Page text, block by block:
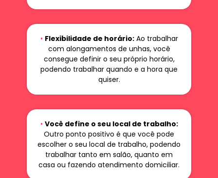
• Flexibilidade de horário:Ao trabalhar
com alongamentos de unhas, você
consegue definir o seu próprio horário,
podendo trabalhar quando e a hora que
quiser.
• Você define o seu local de trabalho:
Outro ponto positivo é que você pode
escolher o seu local de trabalho, podendo
trabalhar tanto em salão, quanto em
casa ou fazendo atendimento domiciliar.